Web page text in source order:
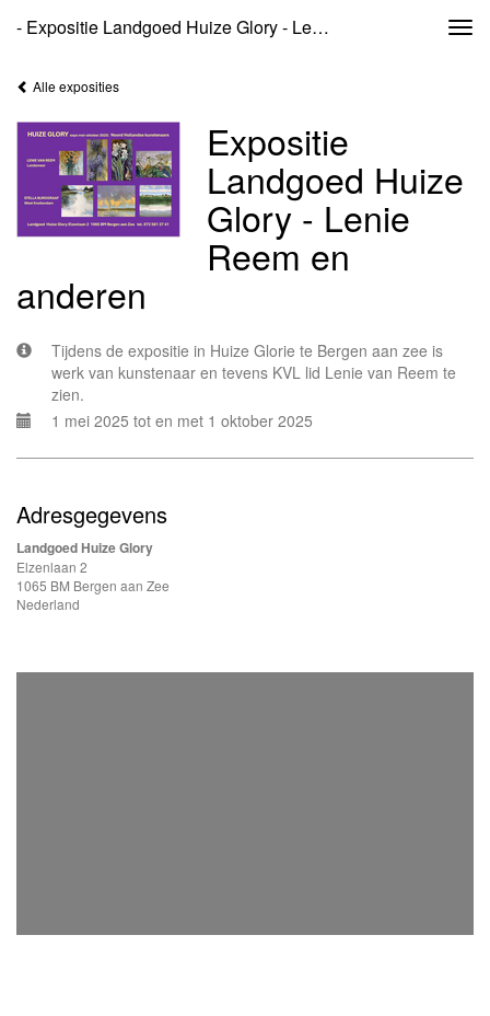
- Expositie Landgoed Huize Glory - Lenie Reem En Anderen
Alle exposities
Expositie
Landgoed Huize
Glory - Lenie
Reem en
anderen
Tijdens de expositie in Huize Glorie te Bergen aan zee is
werk van kunstenaar en tevens KVL lid Lenie van Reem te
zien.
1 mei 2025 tot en met 1 oktober 2025
Adresgegevens
Landgoed Huize Glory
Elzenlaan 2
1065 BM Bergen aan Zee
Nederland